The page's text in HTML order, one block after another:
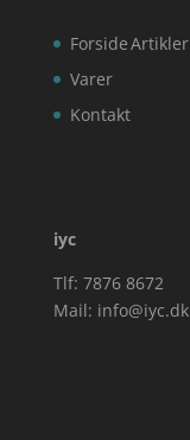
Forside
Varer
Kontakt
Artikler
iyc
Tlf: 7876 8672
Mail: info@iyc.dk